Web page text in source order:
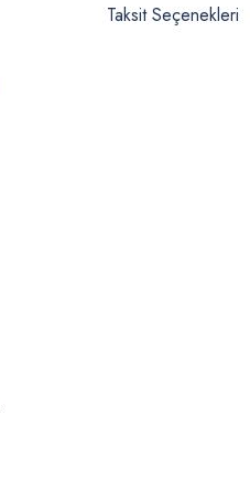
Taksit Seçenekleri